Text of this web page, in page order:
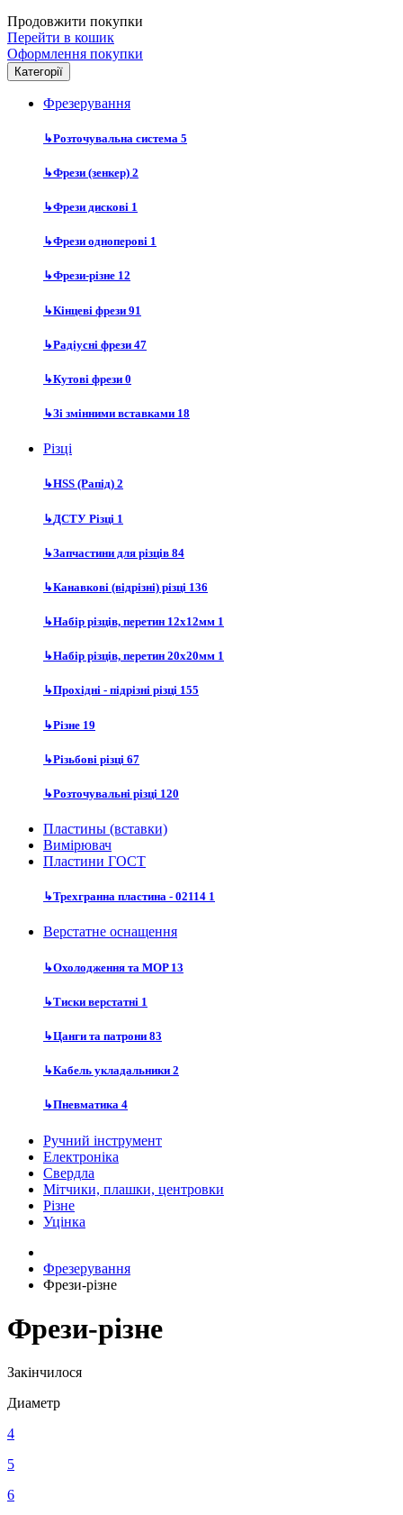
Продовжити покупки
Перейти в кошик
Оформлення покупки
Категорії
Фрезерування
↳Розточувальна система 5
↳Фрези (зенкер) 2
↳Фрези дискові 1
↳Фрези одноперові 1
↳Фрези-різне 12
↳Кінцеві фрези 91
↳Радіусні фрези 47
↳Кутові фрези 0
↳Зі змінними вставками 18
Різці
↳HSS (Рапід) 2
↳ДСТУ Різці 1
↳Запчастини для різців 84
↳Канавкові (відрізні) різці 136
↳Набір різців, перетин 12х12мм 1
↳Набір різців, перетин 20х20мм 1
↳Прохідні - підрізні різці 155
↳Різне 19
↳Різьбові різці 67
↳Розточувальні різці 120
Пластины (вставки)
Вимірювач
Пластини ГОСТ
↳Трехгранна пластина - 02114 1
Верстатне оснащення
↳Охолодження та MOP 13
↳Тиски верстатні 1
↳Цанги та патрони 83
↳Кабель укладальники 2
↳Пневматика 4
Ручний інструмент
Електроніка
Свердла
Мітчики, плашки, центровки
Різне
Уцінка
Фрезерування
Фрези-різне
Фрези-різне
Закінчилося
Диаметр
4
5
6